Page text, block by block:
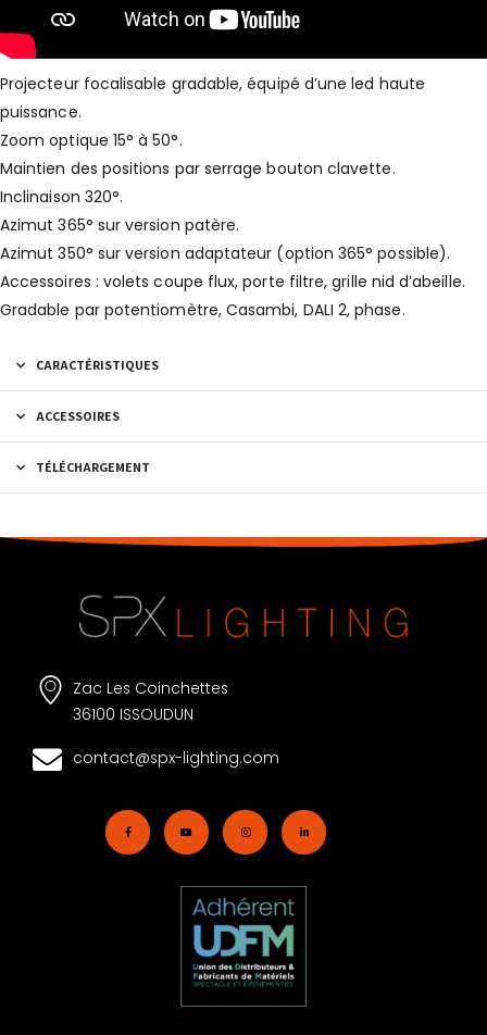
Projecteur focalisable gradable, équipé d’une led haute
puissance.
Zoom optique 15° à 50°.
Maintien des positions par serrage bouton clavette.
Inclinaison 320°.
Azimut 365° sur version patère.
Azimut 350° sur version adaptateur (option 365° possible).
Accessoires : volets coupe flux, porte filtre, grille nid d’abeille.
Gradable par potentiomètre, Casambi, DALI 2, phase.
CARACTÉRISTIQUES
ACCESSOIRES
TÉLÉCHARGEMENT
Zac Les Coinchettes
36100 ISSOUDUN
contact@spx-lighting.com